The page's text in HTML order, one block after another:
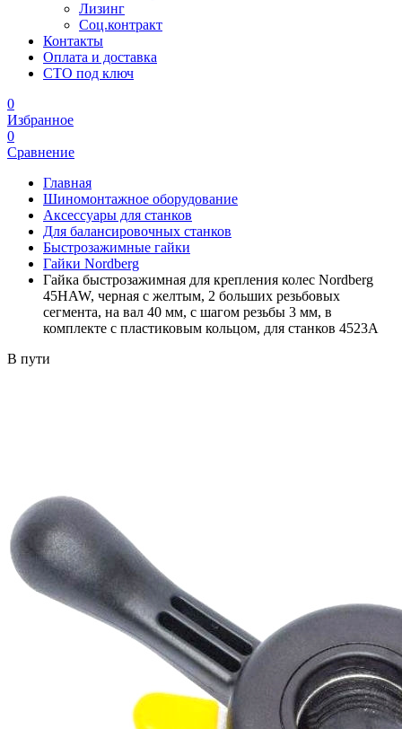
Лизинг
Соц.контракт
Контакты
Оплата и доставка
СТО под ключ
0
Избранное
0
Сравнение
Главная
Шиномонтажное оборудование
Аксессуары для станков
Для балансировочных станков
Быстрозажимные гайки
Гайки Nordberg
Гайка быстрозажимная для крепления колес Nordberg
45HAW, черная с желтым, 2 больших резьбовых
сегмента, на вал 40 мм, с шагом резьбы 3 мм, в
комплекте с пластиковым кольцом, для станков 4523A
В пути